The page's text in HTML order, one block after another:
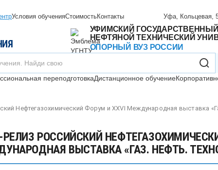
Условия обученияСтоимостьКонтакты Уфа, Кольцевая,
УФИМСКИЙ
НЕФТЯНОЙ ТЕХНИЧЕСКИЙ
ОПОРНЫЙ ВУЗ РОССИИ
переподготовкаДистанционное обучение
Нефтегазохимический Форум и XXVI Международная выставка
РЕЛИЗ РОССИЙСКИЙ
ВЫСТАВКА «ГАЗ. НЕФТЬ.